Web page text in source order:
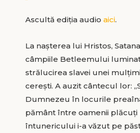
Ascultă ediția audio aici.
La nașterea lui Hristos,
câmpiile Betleemului
strălucirea slavei unei
cerești. A auzit cântecul lor:
Dumnezeu în locurile
pământ între oamenii plăcuți
întunericului i-a văzut pe